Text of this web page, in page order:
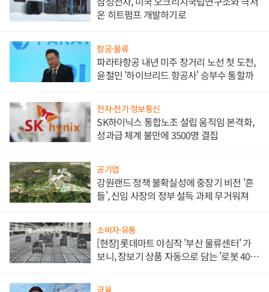
온 히트펌프 개발하기로
항공·물류
파라타항공 내년 미주 장거리 노선 첫 도전,
윤철민 '하이브리드 항공사' 승부수 통할까
전자·전기·정보통신
SK하이닉스 통합노조 설립 움직임 본격화,
성과급 체계 불만에 3500명 결집
공기업
강원랜드 정책 불확실성에 중장기 비전 '흔
들', 신임 사장의 정부 설득 과제 무거워져
소비자·유통
[현장] 롯데마트 야심작 '부산 물류센터' 가
보니, 장보기 상품 자동으로 담는 '로봇 400